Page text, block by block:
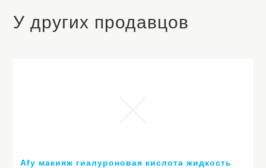
У других продавцов
Afy макияж гиалуроновая кислота жидкость